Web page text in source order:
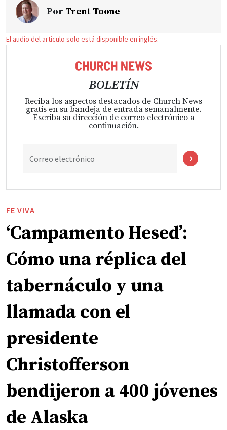
Por Trent Toone
El audio del artículo solo está disponible en inglés.
BOLETÍN
Reciba los aspectos destacados de Church News
gratis en su bandeja de entrada semanalmente.
Escriba su dirección de correo electrónico a
continuación.
Correo electrónico
FE VIVA
‘Campamento Hesed’:
Cómo una réplica del
tabernáculo y una
llamada con el
presidente
Christofferson
bendijeron a 400 jóvenes
de Alaska